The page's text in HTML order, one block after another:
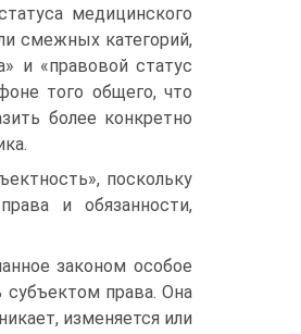
медицинского
смежных категорий,
и «правовой статус
того общего, что
более конкретно
поскольку
и обязанности,
законом особое
субъектом права. Она
изменяется или